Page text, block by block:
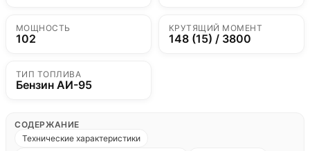
МОЩНОСТЬ
102
КРУТЯЩИЙ МОМЕНТ
148 (15) / 3800
ТИП ТОПЛИВА
Бензин АИ-95
СОДЕРЖАНИЕ
Технические характеристики